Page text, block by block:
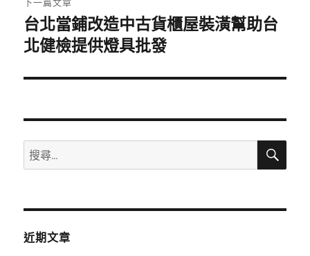
下
一
文
台北當鋪改造中古貨櫃屋裝潢幫助台
北健檢提供燈具批發
搜
尋
鍵
搜
近期文章